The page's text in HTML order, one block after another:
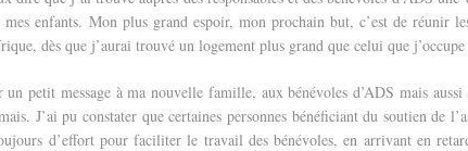
enfants. Mon plus grand espoir, mon prochain but, c’est de réunir
dès que j’aurai trouvé un logement plus grand que celui que
un petit message à ma nouvelle famille, aux bénévoles d’ADS mais
J’ai pu constater que certaines personnes bénéficiant du soutien de
d’effort pour faciliter le travail des bénévoles, en arrivant en